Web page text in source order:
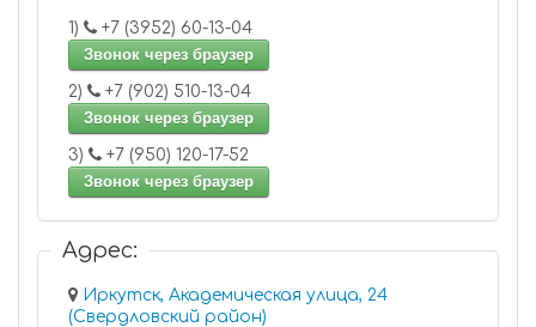
1)
+7 (3952) 60-13-04
Звонок через браузер
2)
+7 (902) 510-13-04
Звонок через браузер
3)
+7 (950) 120-17-52
Звонок через браузер
Адрес:
Иркутск, Академическая улица, 24
(Свердловский район)